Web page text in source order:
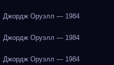
Джордж Оруэлл — 1984
Джордж Оруэлл — 1984
Джордж Оруэлл — 1984